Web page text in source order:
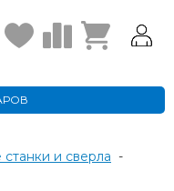
станки и сверла -